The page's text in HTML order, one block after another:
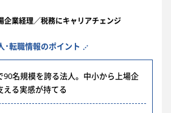
企業経理／税務にキャリアチェンジ
･転職情報のポイント
90名規模を誇る法人。中小から上場企
える実感が持てる